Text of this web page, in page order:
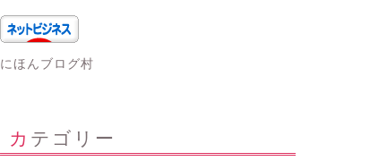
にほんブログ村
カテゴリー